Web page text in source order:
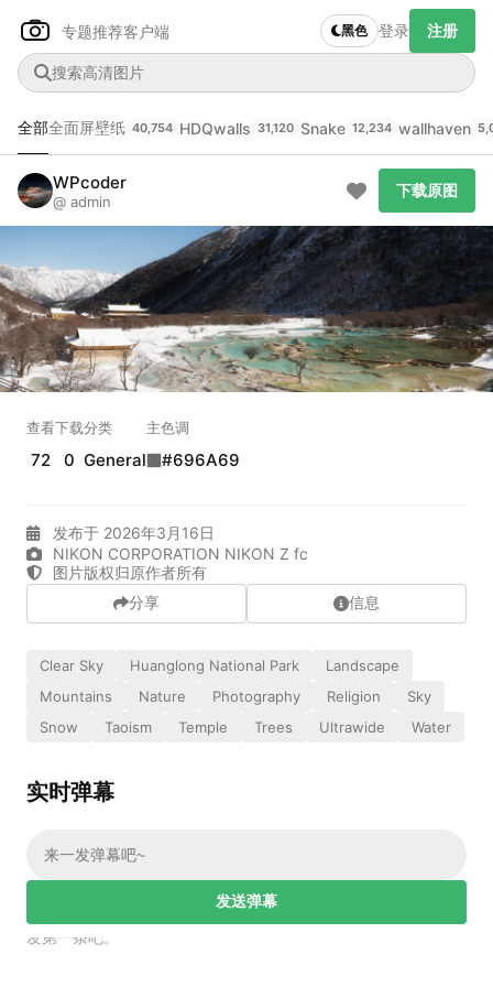
专题推荐客户端 黑色 登录 注册
全部全面屏壁纸 40,754 HDQwalls 31,120 Snake 12,234 wallhaven
WPcoder
@ admin
下载原图
查看
72
下载
0
分类
General
主色调
#696A69
发布于 2026年3月16日
NIKON CORPORATION NIKON Z fc
图片版权归原作者所有
分享 信息
Clear Sky Huanglong National Park
Landscape
Mountains
Nature Photography Religion
Sky
Snow
Taoism Temple Trees Ultrawide Water
实时弹幕
发送弹幕
，发第一条吧。
Author Name
@author
-- -- -- --
发布
未知设备
在主题许可下可免费使用
加载弹幕...
正在生成支付二维码...
99.00